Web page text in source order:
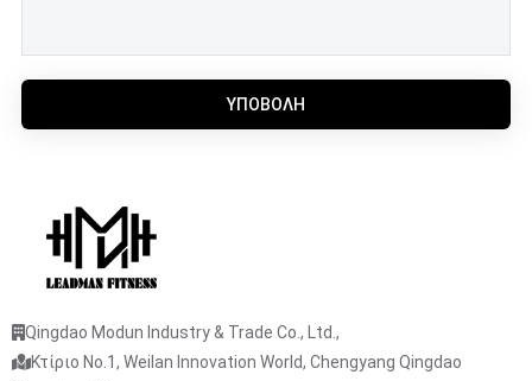
ΥΠΟΒΟΛΉ
Qingdao Modun Industry & Trade Co., Ltd.,
Κτίριο No.1, Weilan Innovation World, Chengyang Qingdao